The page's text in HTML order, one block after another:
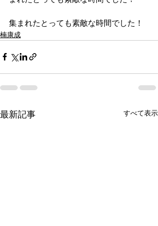
集まれたとっても素敵な時間でした！
楠康成
最新記事 すべて表示